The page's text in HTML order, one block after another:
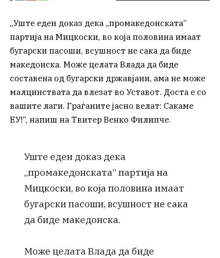
„Уште еден доказ дека „промакедонската“
партија на Мицкоски, во која половина имаат
бугарски пасоши, всушност не сака да биде
македонска. Може целата Влада да биде
составена од бугарски државјани, ама не може
малцинствата да влезат во Уставот. Доста е со
вашите лаги. Граѓаните јасно велат: Сакаме
ЕУ!“, напиш на Твитер Венко Филипче.
Уште еден доказ дека
„промакедонската“ партија на
Мицкоски, во која половина имаат
бугарски пасоши, всушност не сака
да биде македонска.
Може целата Влада да биде